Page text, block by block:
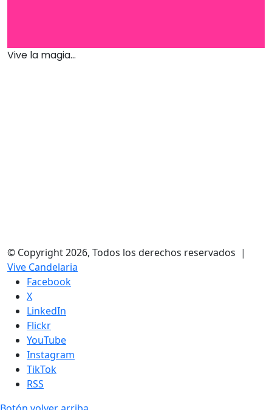
Vive la magia...
© Copyright 2026, Todos los derechos reservados |
Vive Candelaria
Facebook
X
LinkedIn
Flickr
YouTube
Instagram
TikTok
RSS